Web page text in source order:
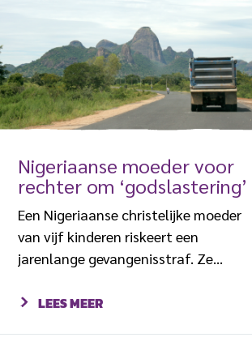
mensen, onder wie kerkleiders en hun
gezinnen werden gedood bij de
aanslagen en meer dan driehonderd
mensen raakten gewond, volgens
lokale overheidsfunctionarissen en
Nigeriaanse moeder voor
rechter om ‘godslastering’
Een Nigeriaanse christelijke moeder
van vijf kinderen riskeert een
jarenlange gevangenisstraf. Ze
en zit al achttien maanden zonder
LEES MEER